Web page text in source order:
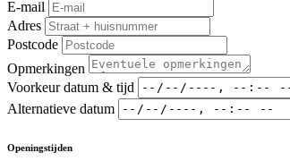
E-mail
Adres
Postcode
Opmerkingen
Voorkeur datum & tijd
Alternatieve datum
Openingstijden